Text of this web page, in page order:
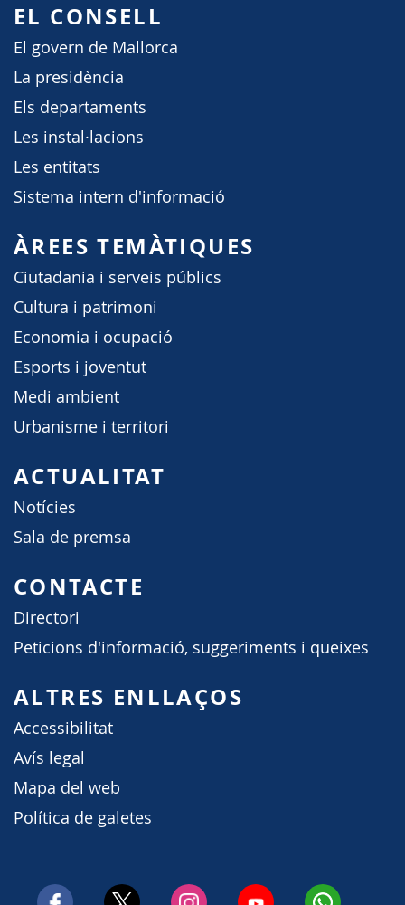
EL CONSELL
El govern de Mallorca
La presidència
Els departaments
Les instal·lacions
Les entitats
Sistema intern d'informació
ÀREES TEMÀTIQUES
Ciutadania i serveis públics
Cultura i patrimoni
Economia i ocupació
Esports i joventut
Medi ambient
Urbanisme i territori
ACTUALITAT
Notícies
Sala de premsa
CONTACTE
Directori
Peticions d'informació, suggeriments i queixes
ALTRES ENLLAÇOS
Accessibilitat
Avís legal
Mapa del web
Política de galetes